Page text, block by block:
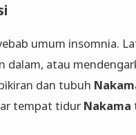
umum insomnia.
dalam, atau
dan tubuh
tempat tidurNakama